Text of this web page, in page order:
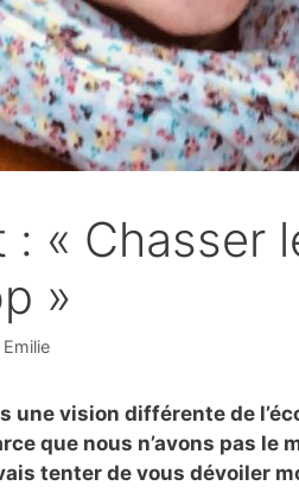
: « Chasser
»
Emilie
une vision différente de
que nous n’avons pas le
tenter de vous dévoiler